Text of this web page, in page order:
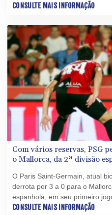
parciais de 6-7 (7/3), 6-2 e 6-4
CONSULTE MAIS INFORMAÇÃO
Com vários reservas, PSG
o Mallorca, da 2ª divisão
O Paris Saint-Germain, atual
derrota por 3 a 0 para o
espanhola, em seu primeiro
feira (5), no estádio Son Moix,
CONSULTE MAIS INFORMAÇÃO